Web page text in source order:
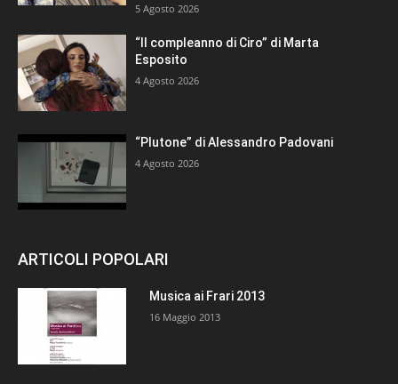
5 Agosto 2026
“Il compleanno di Ciro” di Marta
Esposito
4 Agosto 2026
“Plutone” di Alessandro Padovani
4 Agosto 2026
ARTICOLI POPOLARI
Musica ai Frari 2013
16 Maggio 2013